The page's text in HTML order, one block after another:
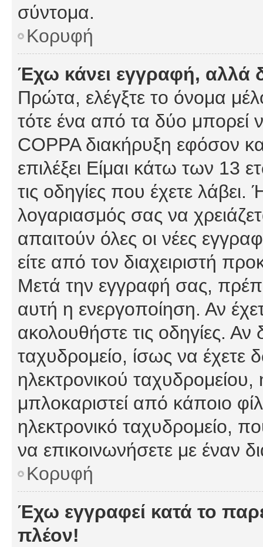
σύντομα.
Κορυφή
Έχω κάνει εγγραφή,
Πρώτα, ελέγξτε το όνομα
τότε ένα από τα δύο μπορεί
COPPA διακήρυξη εφόσον
επιλέξει Είμαι κάτω των 13
τις οδηγίες που έχετε λάβει.
λογαριασμός σας να
απαιτούν όλες οι νέες
είτε από τον διαχειριστή
Μετά την εγγραφή σας,
αυτή η ενεργοποίηση. Αν
ακολουθήστε τις οδηγίες. Αν
ταχυδρομείο, ίσως να έχετε
ηλεκτρονικού ταχυδρομείου,
μπλοκαριστεί από κάποιο
ηλεκτρονικό ταχυδρομείο,
να επικοινωνήσετε με έναν
Κορυφή
Έχω εγγραφεί κατά το
πλέον!